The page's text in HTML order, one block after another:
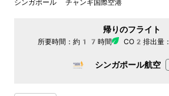
シンガポール チャンギ国際空港
帰りのフライト
所要時間： 約17時間 CO2排出量：
シンガポール航空